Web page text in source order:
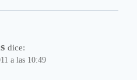
dice:
a las 10:49